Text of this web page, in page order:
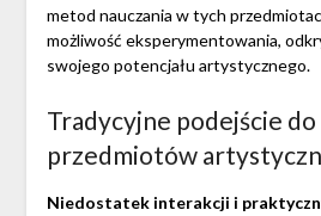
metod nauczania w tych
możliwość eksperymentowania,
swojego potencjału artystycznego.
Tradycyjne podejście do
przedmiotów
Niedostatek interakcji i